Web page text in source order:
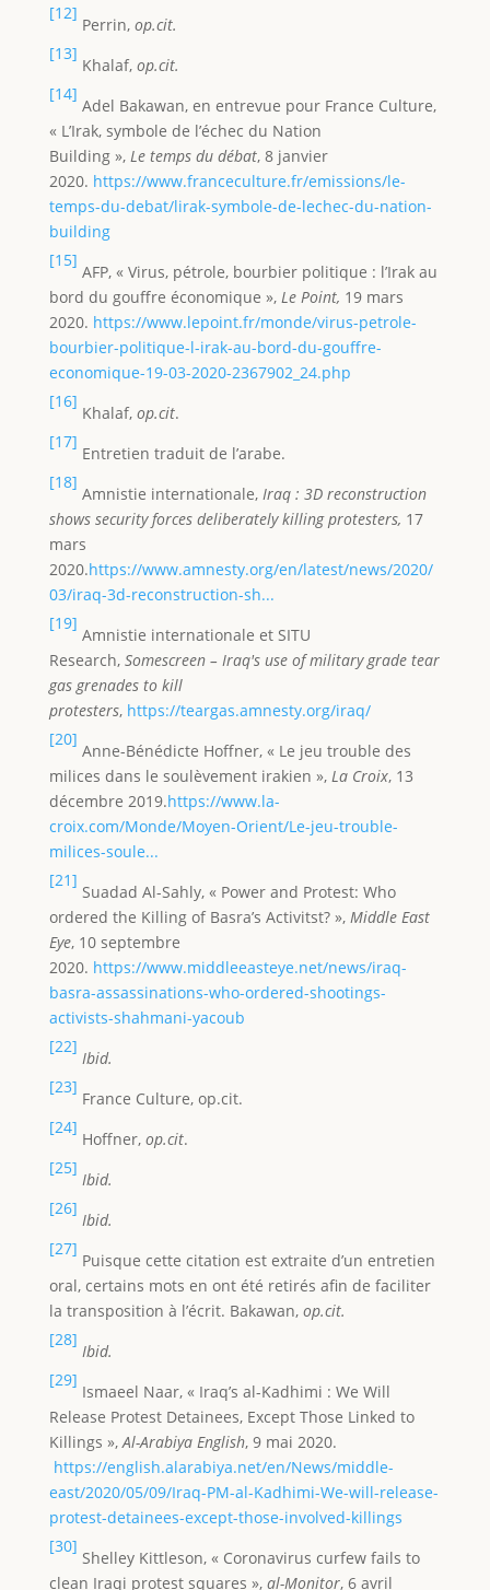
[12]
Perrin, op.cit.
[13]
Khalaf, op.cit.
[14]
Adel Bakawan, en entrevue pour France Culture,
« L’Irak, symbole de l’échec du Nation
Building »,Le temps du débat, 8 janvier
2020. https://www.franceculture.fr/emissions/le-
temps-du-debat/lirak-symbole-de-lechec-du-nation-
building
[15]
AFP, « Virus, pétrole, bourbier politique : l’Irak au
bord du gouffre économique », Le Point, 19 mars
2020. https://www.lepoint.fr/monde/virus-petrole-
bourbier-politique-l-irak-au-bord-du-gouffre-
economique-19-03-2020-2367902_24.php
[16]
Khalaf, op.cit.
[17]
Entretien traduit de l’arabe.
[18]
Amnistie internationale, Iraq : 3D reconstruction
shows security forces deliberately killing protesters, 17
mars
2020.https://www.amnesty.org/en/latest/news/2020/
03/iraq-3d-reconstruction-sh...
[19]
Amnistie internationale et SITU
Research, Somescreen – Iraq's use of military grade tear
gas grenades to kill
protesters, https://teargas.amnesty.org/iraq/
[20]
Anne-Bénédicte Hoffner, « Le jeu trouble des
milices dans le soulèvement irakien », La Croix, 13
décembre 2019.https://www.la-
croix.com/Monde/Moyen-Orient/Le-jeu-trouble-
milices-soule...
[21]
Suadad Al-Sahly, « Power and Protest: Who
ordered the Killing of Basra’s Activitst? », Middle East
Eye, 10 septembre
2020. https://www.middleeasteye.net/news/iraq-
basra-assassinations-who-ordered-shootings-
activists-shahmani-yacoub
[22]
Ibid.
[23]
France Culture, op.cit.
[24]
Hoffner, op.cit.
[25]
Ibid.
[26]
Ibid.
[27]
Puisque cette citation est extraite d’un entretien
oral, certains mots en ont été retirés afin de faciliter
la transposition à l’écrit. Bakawan,op.cit.
[28]
Ibid.
[29]
Ismaeel Naar, « Iraq’s al-Kadhimi : We Will
Release Protest Detainees, Except Those Linked to
Killings »,Al-Arabiya English, 9 mai 2020.
https://english.alarabiya.net/en/News/middle-
east/2020/05/09/Iraq-PM-al-Kadhimi-We-will-release-
protest-detainees-except-those-involved-killings
[30]
Shelley Kittleson, « Coronavirus curfew fails to
clean Iraqi protest squares », al-Monitor, 6 avril